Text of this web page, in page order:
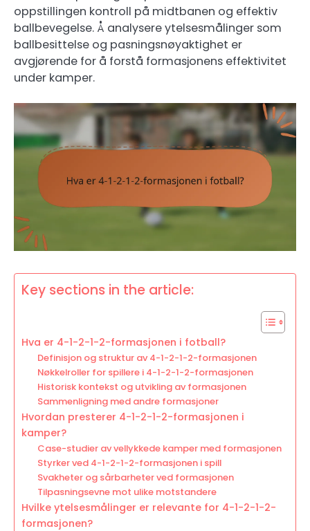
oppstillingen kontroll på midtbanen og effektiv
ballbevegelse. Å analysere ytelsesmålinger som
ballbesittelse og pasningsnøyaktighet er
avgjørende for å forstå formasjonens effektivitet
under kamper.
Key sections in the article:
Hva er 4-1-2-1-2-formasjonen i fotball?
Definisjon og struktur av 4-1-2-1-2-formasjonen
Nøkkelroller for spillere i 4-1-2-1-2-formasjonen
Historisk kontekst og utvikling av formasjonen
Sammenligning med andre formasjoner
Hvordan presterer 4-1-2-1-2-formasjonen i
kamper?
Case-studier av vellykkede kamper med formasjonen
Styrker ved 4-1-2-1-2-formasjonen i spill
Svakheter og sårbarheter ved formasjonen
Tilpasningsevne mot ulike motstandere
Hvilke ytelsesmålinger er relevante for 4-1-2-1-2-
formasjonen?